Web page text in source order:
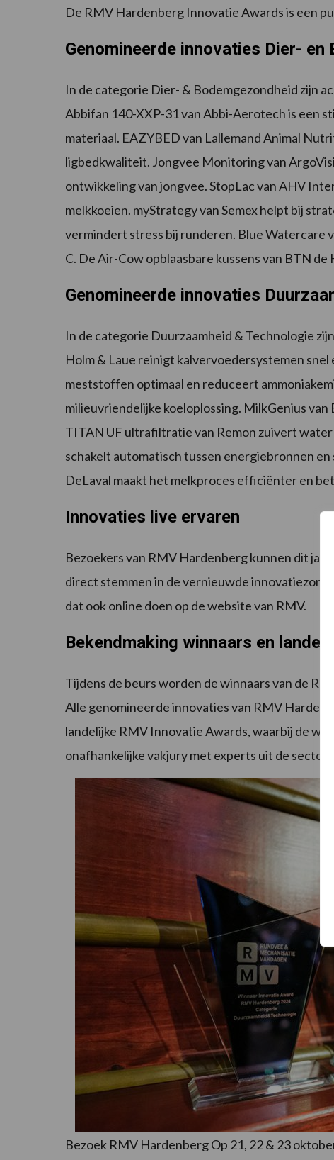
De RMV Hardenberg Innovatie Awards is een
Genomineerde innovaties Dier- en
In de categorie Dier- & Bodemgezondheid zijn
Abbifan 140-XXP-31 van Abbi-Aerotech is een
materiaal. EAZYBED van Lallemand Animal
ligbedkwaliteit. Jongvee Monitoring van
ontwikkeling van jongvee. StopLac van AHV
melkkoeien. myStrategy van Semex helpt bij
vermindert stress bij runderen. Blue Watercare
C. De Air-Cow opblaasbare kussens van BTN
Genomineerde innovaties
In de categorie Duurzaamheid & Technologie
Holm & Laue reinigt kalvervoedersystemen
meststoffen optimaal en reduceert
milieuvriendelijke koeloplossing. MilkGenius
TITAN UF ultrafiltratie van Remon zuivert
schakelt automatisch tussen energiebronnen
DeLaval maakt het melkproces efficiënter en
Innovaties live ervaren
Bezoekers van RMV Hardenberg kunnen dit
direct stemmen in de vernieuwde
dat ook online doen op de website van RMV.
Bekendmaking winnaars en
Tijdens de beurs worden de winnaars van de
Alle genomineerde innovaties van RMV
landelijke RMV Innovatie Awards, waarbij de
onafhankelijke vakjury met experts uit de sector.
Bezoek RMV Hardenberg Op 21, 22 & 23